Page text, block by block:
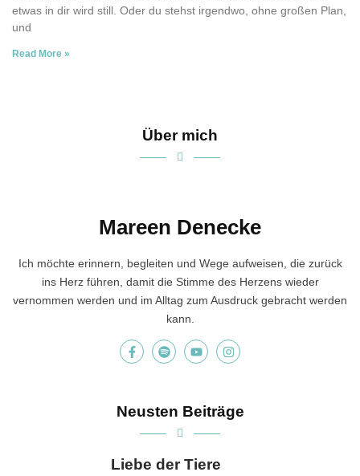
etwas in dir wird still. Oder du stehst irgendwo, ohne großen Plan,
und
Read More »
Über mich
Mareen Denecke
Ich möchte erinnern, begleiten und Wege aufweisen, die zurück
ins Herz führen, damit die Stimme des Herzens wieder
vernommen werden und im Alltag zum Ausdruck gebracht werden
kann.
Neusten Beiträge
Liebe der Tiere